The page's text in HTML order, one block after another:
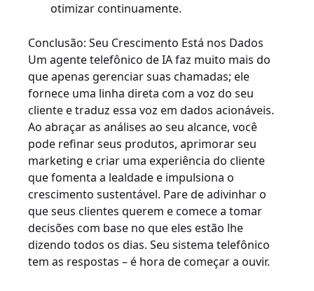
otimizar continuamente.
Conclusão: Seu Crescimento Está nos Dados
Um agente telefônico de IA faz muito mais do
que apenas gerenciar suas chamadas; ele
fornece uma linha direta com a voz do seu
cliente e traduz essa voz em dados acionáveis.
Ao abraçar as análises ao seu alcance, você
pode refinar seus produtos, aprimorar seu
marketing e criar uma experiência do cliente
que fomenta a lealdade e impulsiona o
crescimento sustentável. Pare de adivinhar o
que seus clientes querem e comece a tomar
decisões com base no que eles estão lhe
dizendo todos os dias. Seu sistema telefônico
tem as respostas – é hora de começar a ouvir.